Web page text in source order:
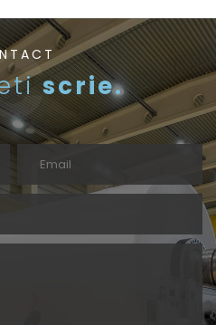
scrie.